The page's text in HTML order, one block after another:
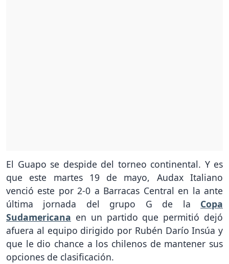
El Guapo se despide del torneo continental. Y es
que este martes 19 de mayo, Audax Italiano
venció este por 2-0 a Barracas Central en la ante
última jornada del grupo G de la Copa
Sudamericana en un partido que permitió dejó
afuera al equipo dirigido por Rubén Darío Insúa y
que le dio chance a los chilenos de mantener sus
opciones de clasificación.